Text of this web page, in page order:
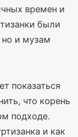
времен и
были
и музам
показаться
что корень
подходе.
и как